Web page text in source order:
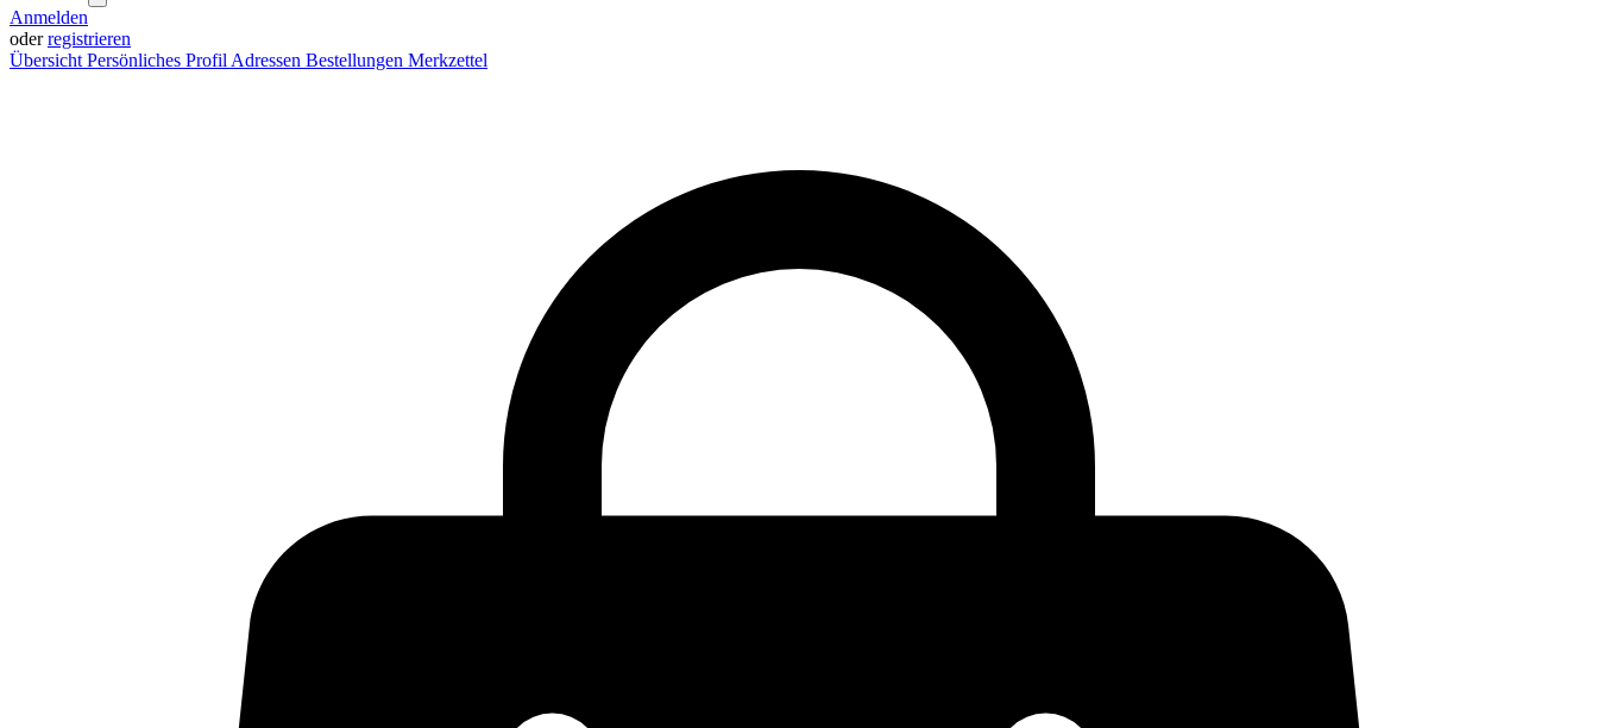
Anmelden
oderregistrieren
Übersicht Persönliches Profil Adressen Bestellungen Merkzettel